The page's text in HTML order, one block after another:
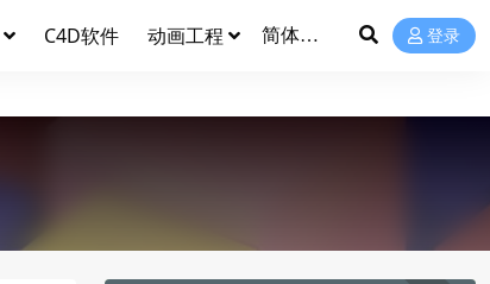
C4D软件 动画工程 登录